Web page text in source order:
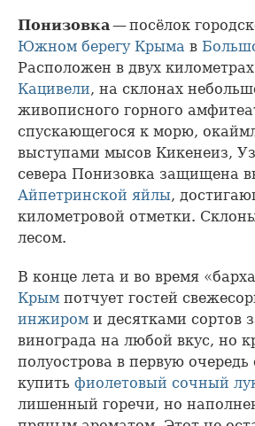
Понизовка — посёлок
Южном берегу Крыма в
Расположен в двух
Кацивели, на склонах
живописного горного
спускающегося к морю,
выступами мысов Кикенеиз,
севера Понизовка защищена
Айпетринской яйлы,
километровой отметки.
лесом.
В конце лета и во время
Крым потчует гостей
инжиром и десятками сортов
винограда на любой вкус, но
полуострова в первую очередь
купить фиолетовый сочный
лишенный горечи, но